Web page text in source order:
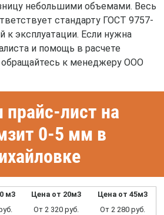
небольшими объемами. Весь
стандарту ГОСТ 9757-
к эксплуатации. Если нужна
и помощь в расчете
обращайтесь к менеджеру ООО
лист на
0-5 мм в
м3 Цена от 20м3
Цена от 45м3
От 2 320 руб. От 2 280 руб.